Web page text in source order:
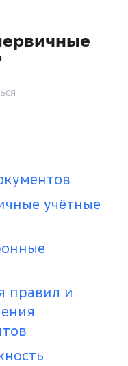
учётные
правил и